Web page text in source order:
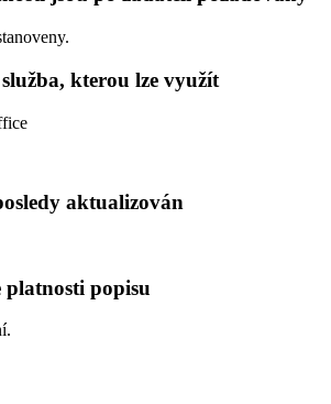
kterou lze využít
aktualizován
platnosti popisu